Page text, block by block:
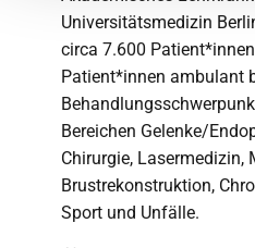
Universitätsmedizin
circa 7.600
Patient*innen ambulant
Bereichen Gelenke/
Chirurgie, Lasermedizin,
Brustrekonstruktion,
Sport und Unfälle.